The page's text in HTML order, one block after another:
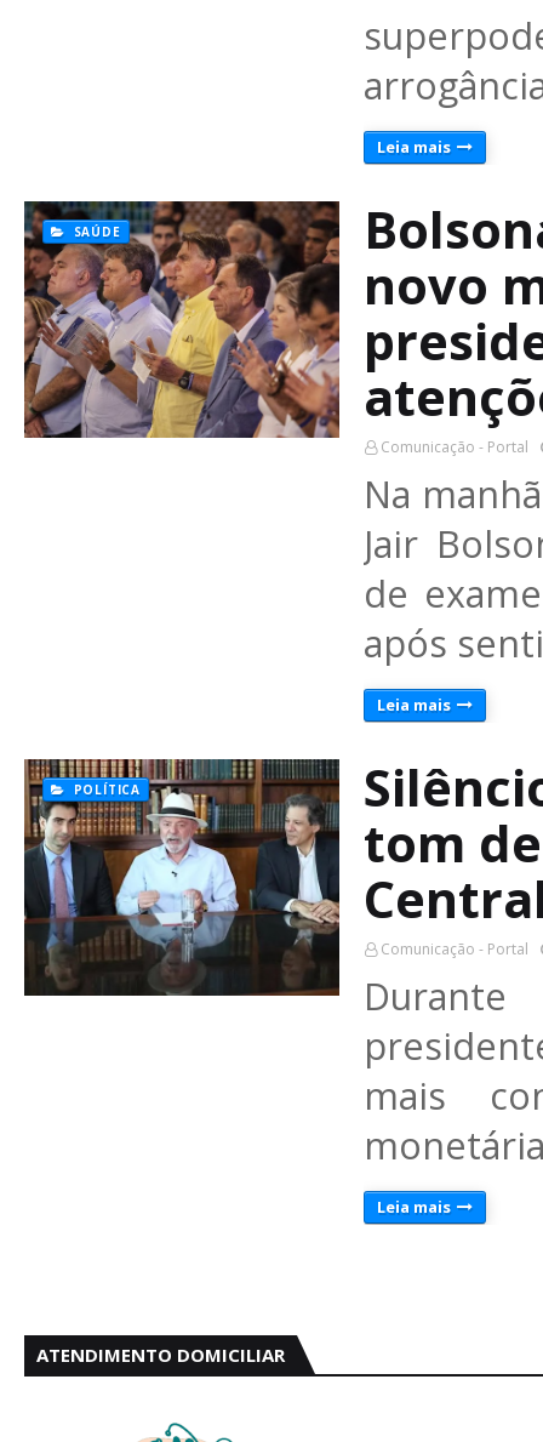
Leia mais
SAÚDE
novo
Comunicação - Portal
Na
Jair
de
após
Leia mais
POLÍTICA
tom
Comunicação - Portal
mais
Leia mais
ATENDIMENTO DOMICILIAR